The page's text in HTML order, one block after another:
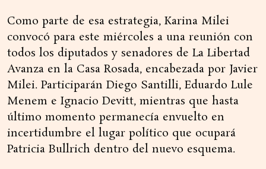
Como parte de esa estrategia, Karina Milei
convocó para este miércoles a una reunión con
todos los diputados y senadores de La Libertad
Avanza en la Casa Rosada, encabezada por Javier
Milei. Participarán Diego Santilli, Eduardo Lule
Menem e Ignacio Devitt, mientras que hasta
último momento permanecía envuelto en
incertidumbre el lugar político que ocupará
Patricia Bullrich dentro del nuevo esquema.